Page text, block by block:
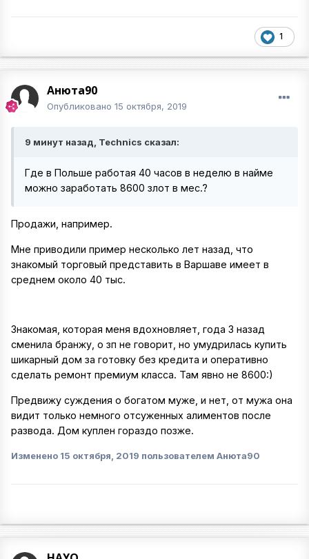
1
Анюта90
Опубликовано 15 октября, 2019
9 минут назад, Technics сказал:
Где в Польше работая 40 часов в неделю в найме
можно заработать 8600 злот в мес.?
Продажи, например.
Мне приводили пример несколько лет назад, что
знакомый торговый представить в Варшаве имеет в
среднем около 40 тыс.
Знакомая, которая меня вдохновляет, года 3 назад
сменила бранжу, о зп не говорит, но умудрилась купить
шикарный дом за готовку без кредита и оперативно
сделать ремонт премиум класса. Там явно не 8600:)
Предвижу суждения о богатом муже, и нет, от мужа она
видит только немного отсуженных алиментов после
развода. Дом куплен гораздо позже.
Изменено 15 октября, 2019 пользователем Анюта90